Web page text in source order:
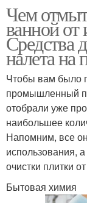
Чем
ванной от
Средства
налета на
Чтобы вам было
промышленный
отобрали уже
наибольшее
Напомним, все
использования,
очистки плитки
Бытовая химия